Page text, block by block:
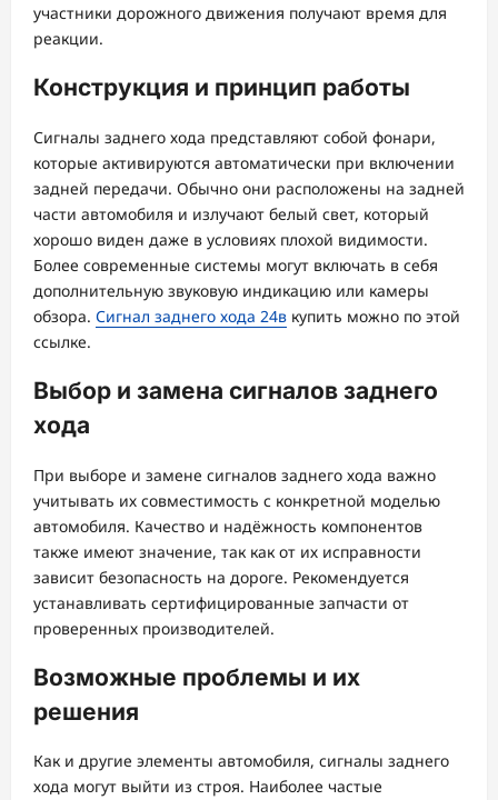
участники дорожного движения получают время для
реакции.
Конструкция и принцип работы
Сигналы заднего хода представляют собой фонари,
которые активируются автоматически при включении
задней передачи. Обычно они расположены на задней
части автомобиля и излучают белый свет, который
хорошо виден даже в условиях плохой видимости.
Более современные системы могут включать в себя
дополнительную звуковую индикацию или камеры
обзора. Сигнал заднего хода 24в купить можно по этой
ссылке.
Выбор и замена сигналов заднего
хода
При выборе и замене сигналов заднего хода важно
учитывать их совместимость с конкретной моделью
автомобиля. Качество и надёжность компонентов
также имеют значение, так как от их исправности
зависит безопасность на дороге. Рекомендуется
устанавливать сертифицированные запчасти от
проверенных производителей.
Возможные проблемы и их
решения
Как и другие элементы автомобиля, сигналы заднего
хода могут выйти из строя. Наиболее частые